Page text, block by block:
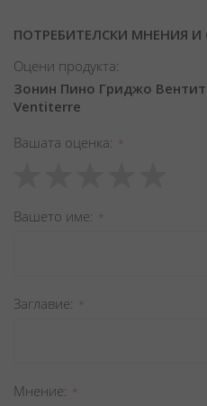
ПОТРЕБИТЕЛСКИ МНЕНИЯ И
Оцени продукта:
Зонин Пино Гриджо
Ventiterre
Вашата оценка
star
stars
stars
stars
stars
Вашето име
Заглавиe
Мнение